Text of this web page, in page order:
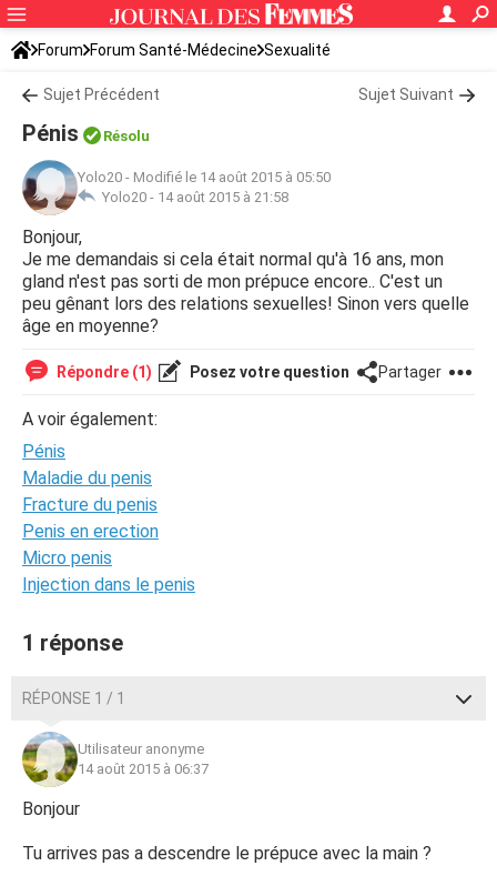
Forum Forum Santé-Médecine Sexualité
Sujet Précédent Sujet Suivant
Pénis Résolu
Yolo20 - Modifié le 14 août 2015 à 05:50
Yolo20 - 14 août 2015 à 21:58
Bonjour,
Je me demandais si cela était normal qu'à 16 ans, mon
gland n'est pas sorti de mon prépuce encore.. C'est un
peu gênant lors des relations sexuelles! Sinon vers quelle
âge en moyenne?
Répondre (1) Posez votre question Partager
A voir également:
Pénis
Maladie du penis
Fracture du penis
Penis en erection
Micro penis
Injection dans le penis
1 réponse
RÉPONSE 1 / 1
Utilisateur anonyme
14 août 2015 à 06:37
Bonjour
Tu arrives pas a descendre le prépuce avec la main ?